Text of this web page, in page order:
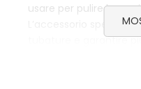
usare per pulire lo
L’accessorio
tubature e garantire